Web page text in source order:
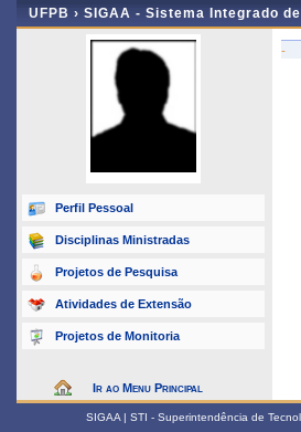
UFPB › SIGAA - Sistema Integrado
Perfil Pessoal
Disciplinas Ministradas
Projetos de Pesquisa
Atividades de Extensão
Projetos de Monitoria
Ir ao Menu Principal
-
SIGAA | STI - Superintendência de